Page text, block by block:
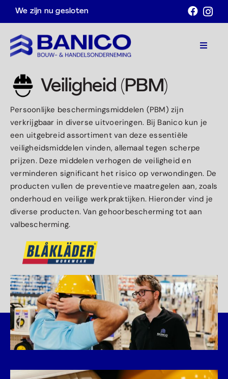
We zijn nu gesloten
Toggle
Home
Acties
Over ons
Contact
Afspraak maken
Veiligheid (PBM)
Persoonlijke beschermingsmiddelen (PBM) zijn
verkrijgbaar in diverse uitvoeringen. Bij Banico kun je
een uitgebreid assortiment van deze essentiële
veiligheidsmiddelen vinden, allemaal tegen scherpe
prijzen. Deze middelen verhogen de veiligheid en
verminderen significant het risico op verwondingen. De
producten vullen de preventieve maatregelen aan, zoals
onderhoud en veilige werkpraktijken. Hieronder vind je
diverse producten. Van gehoorbescherming tot aan
valbescherming.